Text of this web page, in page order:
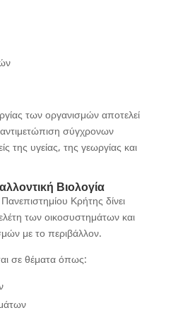
των οργανισμών αποτελεί
αντιμετώπιση σύγχρονων
της υγείας, της γεωργίας και
Βιολογία
Κρήτης δίνει
των οικοσυστημάτων και
με το περιβάλλον.
σε θέματα όπως: